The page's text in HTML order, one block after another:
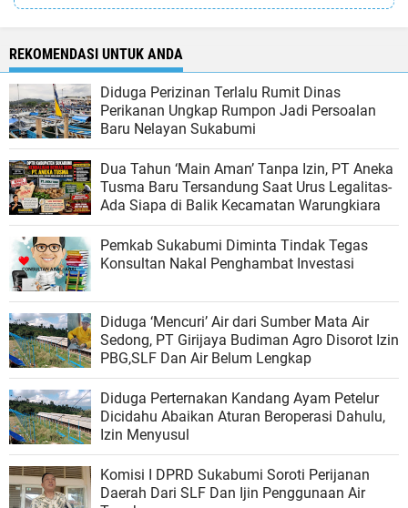
REKOMENDASI UNTUK ANDA
Diduga Perizinan Terlalu Rumit Dinas
Perikanan Ungkap Rumpon Jadi Persoalan
Baru Nelayan Sukabumi
Dua Tahun ‘Main Aman’ Tanpa Izin, PT Aneka
Tusma Baru Tersandung Saat Urus Legalitas-
Ada Siapa di Balik Kecamatan Warungkiara
Pemkab Sukabumi Diminta Tindak Tegas
Konsultan Nakal Penghambat Investasi
Diduga ‘Mencuri’ Air dari Sumber Mata Air
Sedong, PT Girijaya Budiman Agro Disorot Izin
PBG,SLF Dan Air Belum Lengkap
Diduga Perternakan Kandang Ayam Petelur
Dicidahu Abaikan Aturan Beroperasi Dahulu,
Izin Menyusul
Komisi I DPRD Sukabumi Soroti Perijanan
Daerah Dari SLF Dan Ijin Penggunaan Air